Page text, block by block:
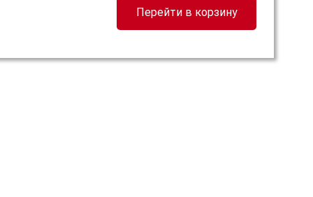
Перейти в корзину